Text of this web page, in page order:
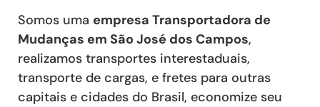
Somos uma empresa Transportadora de
Mudanças em São José dos Campos,
realizamos transportes interestaduais,
transporte de cargas, e fretes para outras
capitais e cidades do Brasil, economize seu